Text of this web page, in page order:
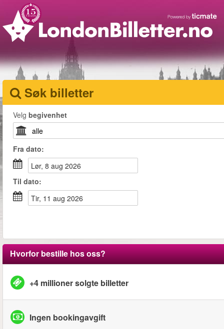
Søk billetter
Velg begivenhet
Fra dato:
lør, 8 aug 2026
Til dato:
tir, 11 aug 2026
Hvorfor bestille hos oss?
+4 millioner solgte billetter
Ingen bookingavgift